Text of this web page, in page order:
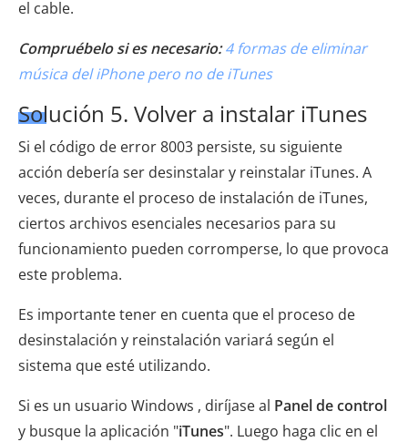
el cable.
Compruébelo si es necesario: 4 formas de eliminar
música del iPhone pero no de iTunes
Solución 5. Volver a instalar iTunes
Si el código de error 8003 persiste, su siguiente
acción debería ser desinstalar y reinstalar iTunes. A
veces, durante el proceso de instalación de iTunes,
ciertos archivos esenciales necesarios para su
funcionamiento pueden corromperse, lo que provoca
este problema.
Es importante tener en cuenta que el proceso de
desinstalación y reinstalación variará según el
sistema que esté utilizando.
Si es un usuario Windows , diríjase al Panel de control
y busque la aplicación "iTunes". Luego haga clic en el